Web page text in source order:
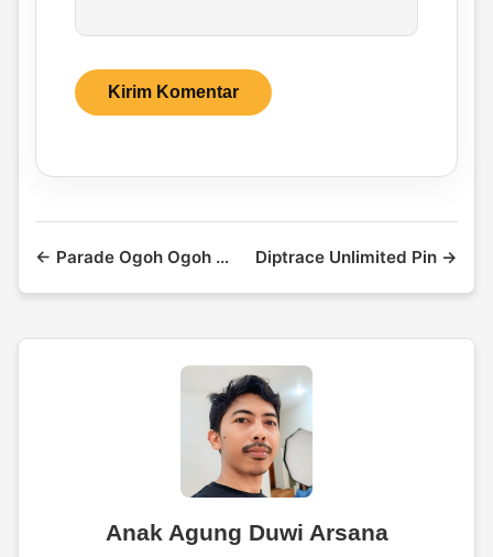
← Parade Ogoh Ogoh Desa Panjer Diptrace Unlimited Pin →
Anak Agung Duwi Arsana